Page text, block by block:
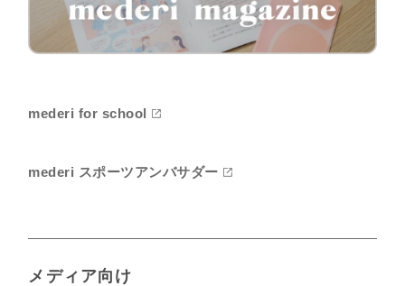
mederi for school
mederi スポーツアンバサダー
メディア向け